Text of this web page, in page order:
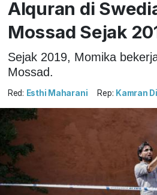
Alquran di
Mossad Sejak
Sejak 2019, Momika
Mossad.
Red: Esthi Maharani Rep: Kamran